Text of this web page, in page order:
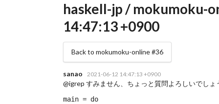
haskell-jp / mokumoku-
14:47:13 +0900
Back to mokumoku-online #36
sanao 2021-06-12 14:47:13 +0900
@igrep すみません、ちょっと質問よろしいでしょ
main = do